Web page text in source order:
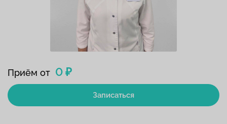
Приём от 0 ₽
Записаться